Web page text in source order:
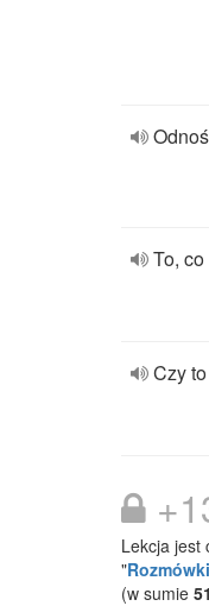
To,
Czy
Lekcja jest
"
(w sumie